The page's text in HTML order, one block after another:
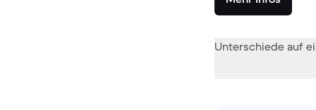
Unterschiede auf